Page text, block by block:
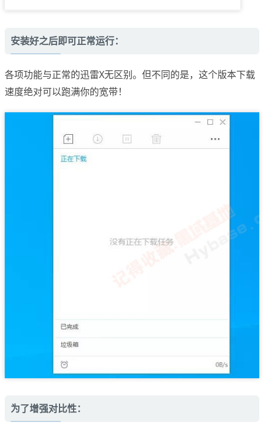
安装好之后即可正常运行：
各项功能与正常的迅雷X无区别。但不同的是，这个版本下载
速度绝对可以跑满你的宽带！
为了增强对比性：